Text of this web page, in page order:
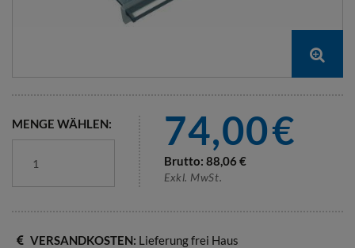
MENGE WÄHLEN: 74,00€
Brutto: 88,06€
Exkl. MwSt.
VERSANDKOSTEN: Lieferung frei Haus